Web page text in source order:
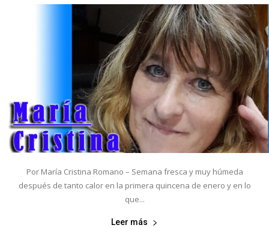
Por María Cristina Romano – Semana fresca y muy húmeda
después de tanto calor en la primera quincena de enero y en lo
que...
Leer más